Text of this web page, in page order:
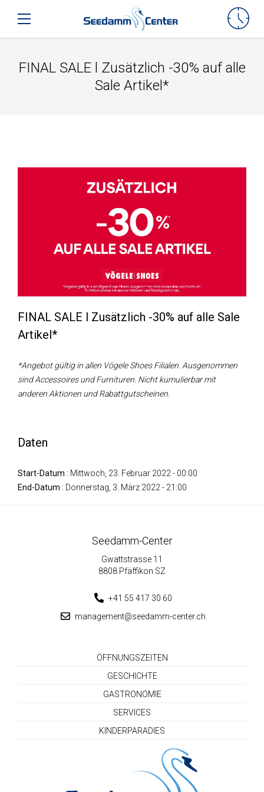
Seedamm-Center
Toggle mobile navigation
FINAL SALE l Zusätzlich -30% auf alle
Sale Artikel*
FINAL SALE l Zusätzlich -30% auf alle Sale
Artikel*
*Angebot gültig in allen Vögele Shoes Filialen. Ausgenommen
sind Accessoires und Furnituren. Nicht kumulierbar mit
anderen Aktionen und Rabattgutscheinen.
Daten
Start-Datum : Mittwoch, 23. Februar 2022 - 00:00
End-Datum : Donnerstag, 3. März 2022 - 21:00
Seedamm-Center
Gwattstrasse 11
8808 Pfäffikon SZ
+41 55 417 30 60
management@seedamm-center.ch
ÖFFNUNGSZEITEN
GESCHICHTE
GASTRONOMIE
SERVICES
KINDERPARADIES
Seedamm-Center